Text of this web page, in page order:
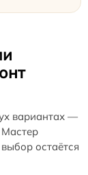
вариантах —
остаётся